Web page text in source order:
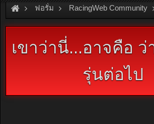
ฟอรั่ม RacingWeb Community
Racing Forum (Cars Forum)
เขาว่านี่...อาจคือ ว่
รุ่นต่อไป